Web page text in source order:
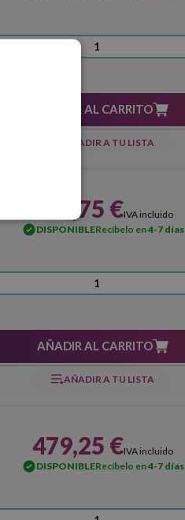
AÑADIR AL CARRITO
AÑADIR A TU LISTA
252,75 €IVA incluido
DISPONIBLERecíbelo en4-7 días
AÑADIR AL CARRITO
AÑADIR A TU LISTA
479,25 €IVA incluido
DISPONIBLERecíbelo en4-7 días